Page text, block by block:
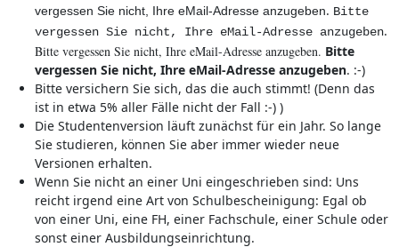
vergessen Sie nicht, Ihre eMail-Adresse anzugeben. Bitte
vergessen Sie nicht, Ihre eMail-Adresse anzugeben.
Bitte vergessen Sie nicht, Ihre eMail-Adresse anzugeben. Bitte
vergessen Sie nicht, Ihre eMail-Adresse anzugeben. :-)
Bitte versichern Sie sich, das die auch stimmt! (Denn das
ist in etwa 5% aller Fälle nicht der Fall :-) )
Die Studentenversion läuft zunächst für ein Jahr. So lange
Sie studieren, können Sie aber immer wieder neue
Versionen erhalten.
Wenn Sie nicht an einer Uni eingeschrieben sind: Uns
reicht irgend eine Art von Schulbescheinigung: Egal ob
von einer Uni, eine FH, einer Fachschule, einer Schule oder
sonst einer Ausbildungseinrichtung.